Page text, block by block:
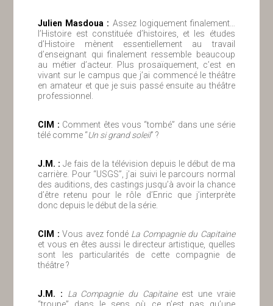
Julien Masdoua : Assez logiquement finalement…
l’Histoire est constituée d’histoires, et les études
d’Histoire mènent essentiellement au travail
d’enseignant qui finalement ressemble beaucoup
au métier d’acteur. Plus prosaïquement, c’est en
vivant sur le campus que j’ai commencé le théâtre
en amateur et que je suis passé ensuite au théâtre
professionnel.
ClM : Comment êtes vous “tombé” dans une série
télé comme “Un si grand soleil” ?
J.M. : Je fais de la télévision depuis le début de ma
carrière. Pour “USGS”, j’ai suivi le parcours normal
des auditions, des castings jusqu’à avoir la chance
d’être retenu pour le rôle d’Enric que j’interprète
donc depuis le début de la série.
ClM : Vous avez fondé La Compagnie du Capitaine
et vous en êtes aussi le directeur artistique, quelles
sont les particularités de cette compagnie de
théâtre ?
J.M. : La Compagnie du Capitaineest une vraie
“troupe” dans le sens où ce n’est pas qu’une